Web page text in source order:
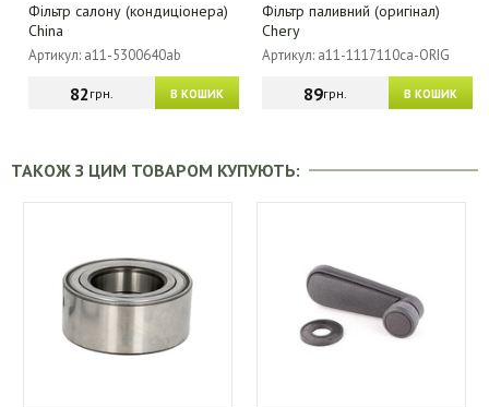
Фільтр салону (кондиціонера)
China
Артикул: a11-5300640ab
В КОШИК
82грн.
Фільтр паливний (оригінал)
Chery
Артикул: a11-1117110ca-ORIG
В КОШИК
89грн.
ТАКОЖ З ЦИМ ТОВАРОМ КУПУЮТЬ: